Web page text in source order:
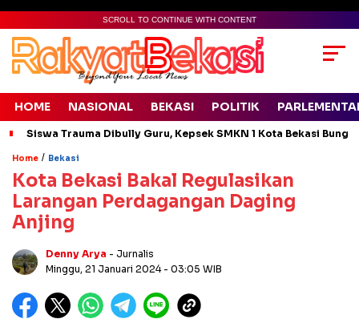
SCROLL TO CONTINUE WITH CONTENT
HOME NASIONAL BEKASI POLITIK
Siswa Trauma Dibully Guru, Kepsek SMKN 1 Kota Bekasi
Home / Bekasi
Kota Bekasi Bakal Regulasikan
Larangan Perdagangan Daging
Anjing
Denny Arya - Jurnalis
Minggu, 21 Januari 2024 - 03:05 WIB